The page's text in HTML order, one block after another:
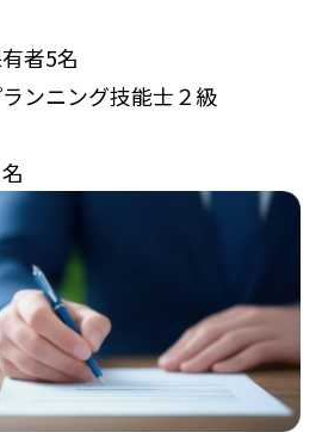
者5名
ンニング技能士２級